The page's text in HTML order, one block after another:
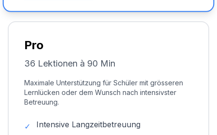
Pro
36 Lektionen à 90 Min
Maximale Unterstützung für Schüler mit grösseren
Lernlücken oder dem Wunsch nach intensivster
Betreuung.
✓ Intensive Langzeitbetreuung